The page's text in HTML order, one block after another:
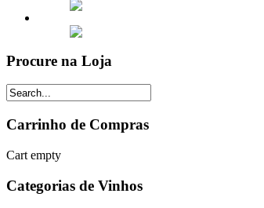
Procure na Loja
Carrinho de Compras
Cart empty
Categorias de Vinhos